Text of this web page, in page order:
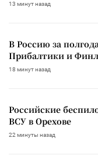
13 минут назад
В Россию за
Прибалтики и
18 минут назад
Российские
ВСУ в Орехове
22 минуты назад